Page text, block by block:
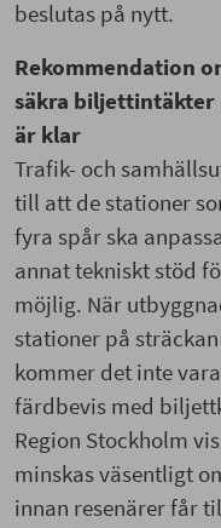
beslutas på nytt.
Rekommendation
säkra biljettintäkter
är klar
Trafik- och
till att de stationer
fyra spår ska
annat tekniskt stöd
möjlig. När
stationer på
kommer det inte
färdbevis med
Region Stockholm
minskas väsentligt
innan resenärer får